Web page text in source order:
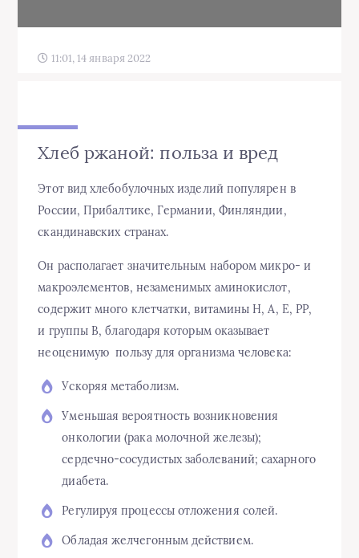
11:01, 14 января 2022
Хлеб ржаной: польза и вред
Этот вид хлебобулочных изделий популярен в
России, Прибалтике, Германии, Финляндии,
скандинавских странах.
Он располагает значительным набором микро- и
макроэлементов, незаменимых аминокислот,
содержит много клетчатки, витамины Н, А, Е, РР,
и группы В, благодаря которым оказывает
неоценимую пользу для организма человека:
Ускоряя метаболизм.
Уменьшая вероятность возникновения
онкологии (рака молочной железы);
сердечно-сосудистых заболеваний; сахарного
диабета.
Регулируя процессы отложения солей.
Обладая желчегонным действием.